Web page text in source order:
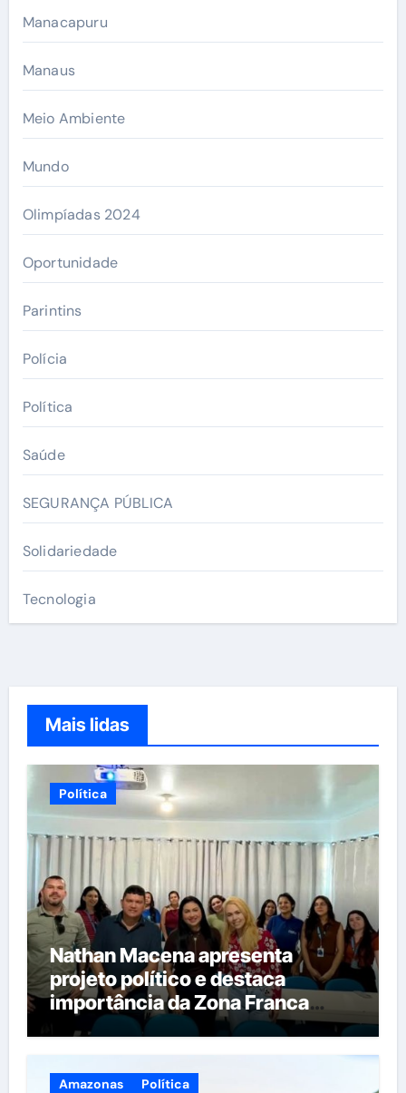
Manacapuru
Manaus
Meio Ambiente
Mundo
Olimpíadas 2024
Oportunidade
Parintins
Polícia
Política
Saúde
SEGURANÇA PÚBLICA
Solidariedade
Tecnologia
Mais lidas
Política
Nathan Macena apresenta
projeto político e destaca
importância da Zona Franca
durante visita ao Grupo Inova RH
Amazonas Política